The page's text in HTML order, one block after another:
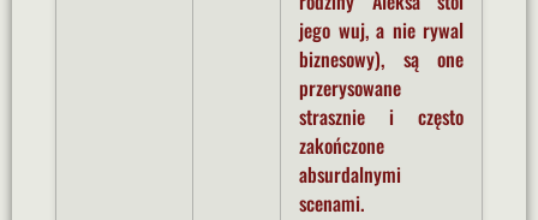
jego wuj, a nie rywal
biznesowy), są one
przerysowane
strasznie i często
zakończone
absurdalnymi
scenami.